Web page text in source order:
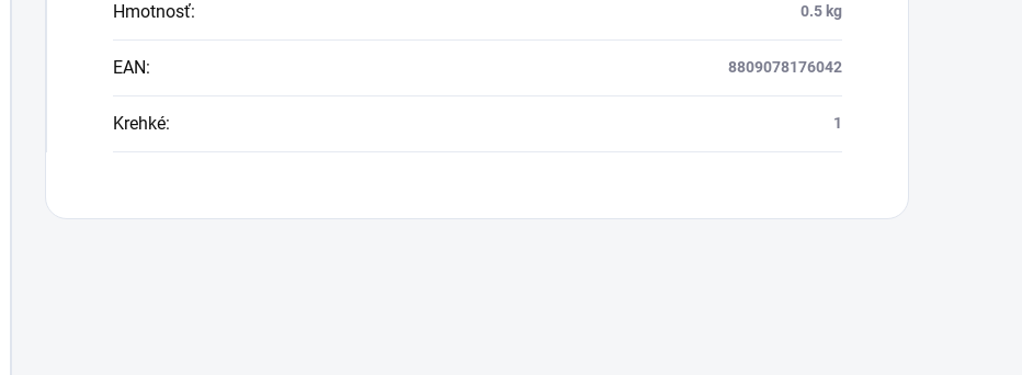
Hmotnosť: 0.5 kg
EAN: 8809078176042
Krehké: 1